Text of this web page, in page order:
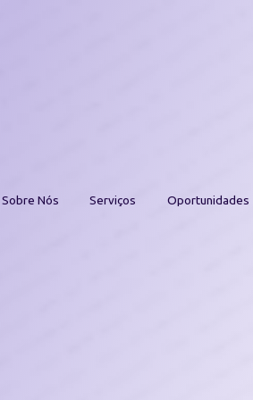
Sobre Nós Serviços Oportunidades